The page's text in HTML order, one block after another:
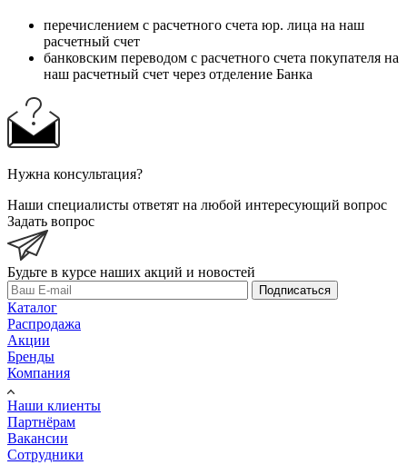
перечислением с расчетного счета юр. лица на наш
расчетный счет
банковским переводом с расчетного счета покупателя на
наш расчетный счет через отделение Банка
Нужна консультация?
Наши специалисты ответят на любой интересующий вопрос
Задать вопрос
Будьте в курсе наших акций и новостей
Подписаться
Каталог
Распродажа
Акции
Бренды
Компания
Наши клиенты
Партнёрам
Вакансии
Сотрудники